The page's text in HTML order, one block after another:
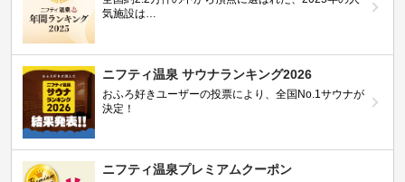
気施設は…
ニフティ温泉 サウナランキング2026
おふろ好きユーザーの投票により、全国No.1サウナが
決定！
ニフティ温泉プレミアムクーポン